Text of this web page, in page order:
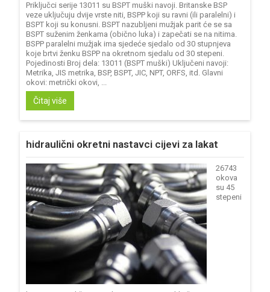
Priključci serije 13011 su BSPT muški navoji. Britanske BSP
veze uključuju dvije vrste niti, BSPP koji su ravni (ili paralelni) i
BSPT koji su konusni. BSPT nazubljeni mužjak parit će se sa
BSPT suženim ženkama (obično luka) i zapečati se na nitima.
BSPP paralelni mužjak ima sjedeće sjedalo od 30 stupnjeva
koje brtvi ženku BSPP na okretnom sjedalu od 30 stepeni.
Pojedinosti Broj dela: 13011 (BSPT muški) Uključeni navoji:
Metrika, JIS metrika, BSP, BSPT, JIC, NPT, ORFS, itd. Glavni
okovi: metrički okovi, ...
Čitaj više
hidraulični okretni nastavci cijevi za lakat
26743
okova
su 45
stepeni